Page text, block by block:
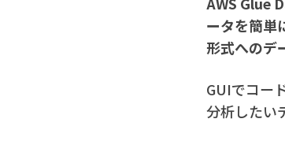
ータを簡単
形式へのデ
GUIでコー
分析したい